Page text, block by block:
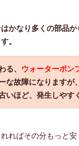
かなり多くの部品
。
る、 ウォーターポン
な故障になりますが
いほど、発生しやす
ればその分もっと